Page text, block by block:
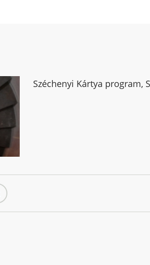
Széchenyi Kártya program,